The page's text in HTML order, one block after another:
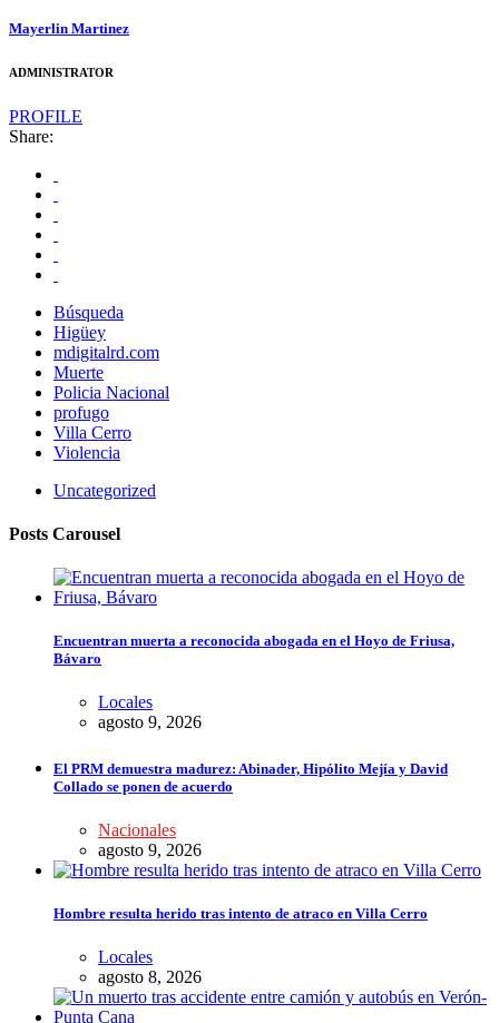
Mayerlin Martinez
ADMINISTRATOR
PROFILE
Share:
Búsqueda
Higüey
mdigitalrd.com
Muerte
Policia Nacional
profugo
Villa Cerro
Violencia
Uncategorized
Posts Carousel
Encuentran muerta a reconocida abogada en el Hoyo de Friusa,
Bávaro
Locales
agosto 9, 2026
El PRM demuestra madurez: Abinader, Hipólito Mejía y David
Collado se ponen de acuerdo
Nacionales
agosto 9, 2026
Hombre resulta herido tras intento de atraco en Villa Cerro
Locales
agosto 8, 2026